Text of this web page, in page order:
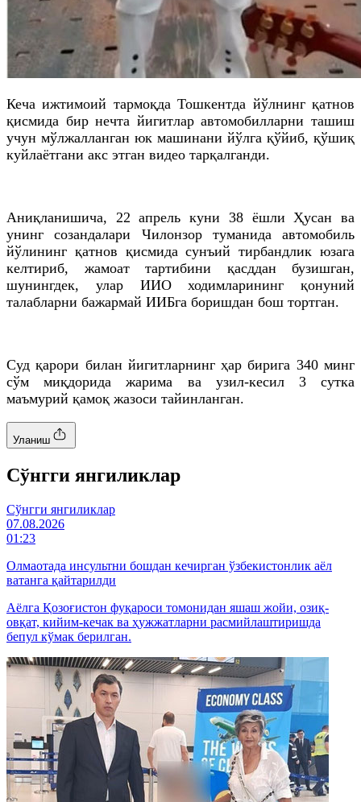
Кеча ижтимоий тармоқда Тошкентда йўлнинг қатнов
қисмида бир нечта йигитлар автомобилларни ташиш
учун мўлжалланган юк машинани йўлга қўйиб, қўшиқ
куйлаётгани акс этган видео тарқалганди.
Аниқланишича, 22 апрель куни 38 ёшли Ҳусан ва
унинг созандалари Чилонзор туманида автомобиль
йўлининг қатнов қисмида сунъий тирбандлик юзага
келтириб, жамоат тартибини қасддан бузишган,
шунингдек, улар ИИО ходимларининг қонуний
талабларни бажармай ИИБга боришдан бош тортган.
Суд қарори билан йигитларнинг ҳар бирига 340 минг
сўм миқдорида жарима ва узил-кесил 3 сутка
маъмурий қамоқ жазоси тайинланган.
Уланиш
Cўнгги янгиликлар
Cўнгги янгиликлар
07.08.2026
01:23
Олмаотада инсультни бошдан кечирган ўзбекистонлик аёл
ватанга қайтарилди
Аёлга Қозоғистон фуқароси томонидан яшаш жойи, озиқ-
овқат, кийим-кечак ва ҳужжатларни расмийлаштиришда
бепул кўмак берилган.